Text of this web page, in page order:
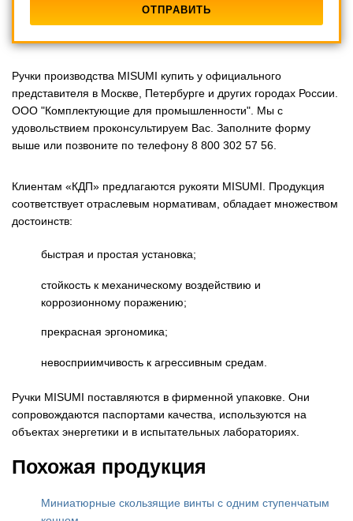
Ручки производства MISUMI купить у официального
представителя в Москве, Петербурге и других городах России.
ООО "Комплектующие для промышленности". Мы с
удовольствием проконсультируем Вас. Заполните форму
выше или позвоните по телефону 8 800 302 57 56.
Клиентам «КДП» предлагаются рукояти MISUMI. Продукция
соответствует отраслевым нормативам, обладает множеством
достоинств:
быстрая и простая установка;
стойкость к механическому воздействию и
коррозионному поражению;
прекрасная эргономика;
невосприимчивость к агрессивным средам.
Ручки MISUMI поставляются в фирменной упаковке. Они
сопровождаются паспортами качества, используются на
объектах энергетики и в испытательных лабораториях.
Похожая продукция
Миниатюрные скользящие винты с одним ступенчатым